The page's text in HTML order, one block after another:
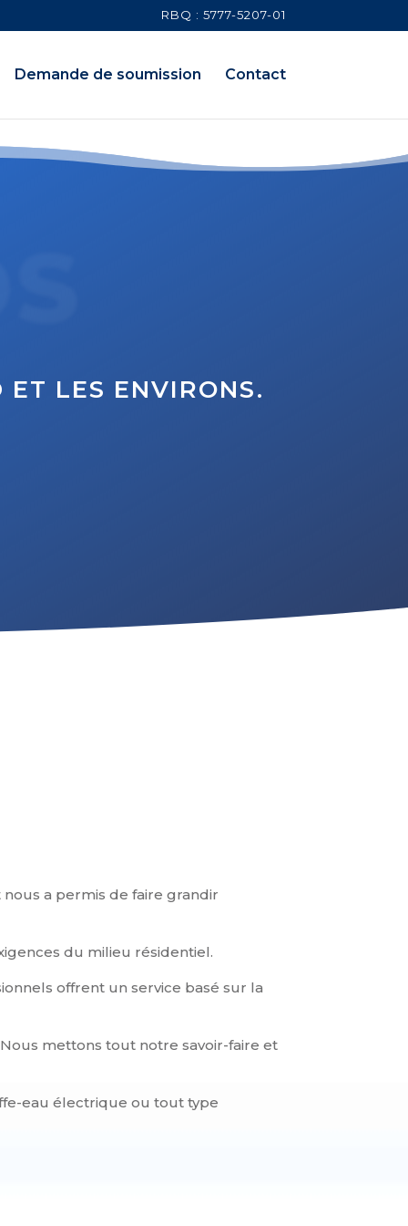
RBQ : 5777-5207-01
Demande de soumission Contact
LES ENVIRONS.
nous a permis de faire grandir
du milieu résidentiel.
offrent un service basé sur la
mettons tout notre savoir-faire et
eau électrique ou tout type